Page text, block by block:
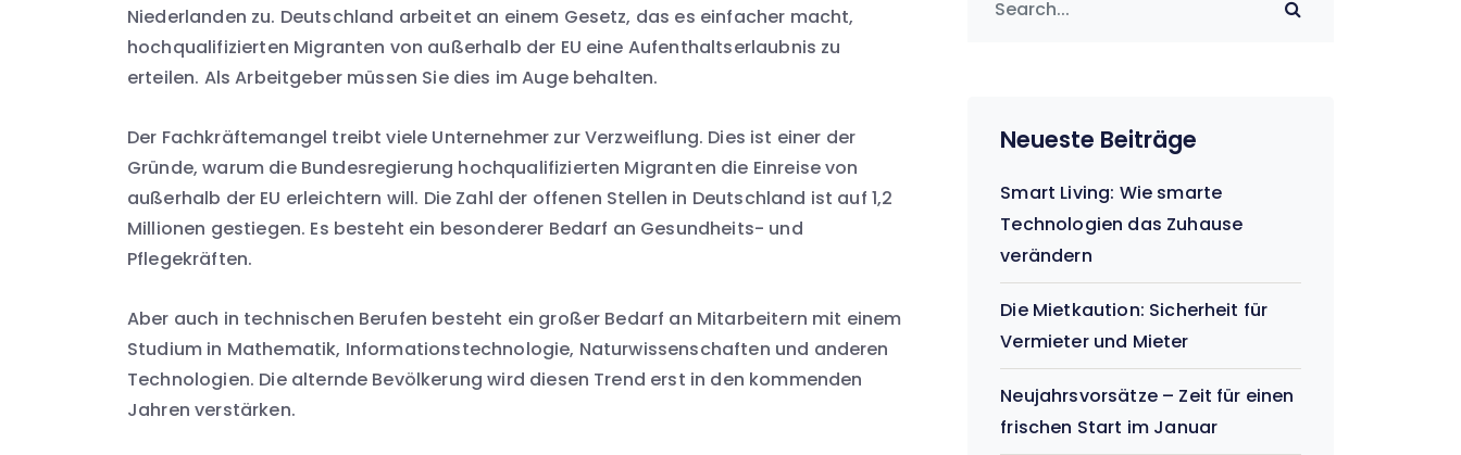
Niederlanden zu. Deutschland arbeitet an einem Gesetz, das es einfacher macht,
hochqualifizierten Migranten von außerhalb der EU eine Aufenthaltserlaubnis zu
erteilen. Als Arbeitgeber müssen Sie dies im Auge behalten.
Der Fachkräftemangel treibt viele Unternehmer zur Verzweiflung. Dies ist einer der
Gründe, warum die Bundesregierung hochqualifizierten Migranten die Einreise von
außerhalb der EU erleichtern will. Die Zahl der offenen Stellen in Deutschland ist auf 1,2
Millionen gestiegen. Es besteht ein besonderer Bedarf an Gesundheits- und
Pflegekräften.
Aber auch in technischen Berufen besteht ein großer Bedarf an Mitarbeitern mit einem
Studium in Mathematik, Informationstechnologie, Naturwissenschaften und anderen
Technologien. Die alternde Bevölkerung wird diesen Trend erst in den kommenden
Jahren verstärken.
Neueste Beiträge
Smart Living: Wie smarte
Technologien das Zuhause
verändern
Die Mietkaution: Sicherheit für
Vermieter und Mieter
Neujahrsvorsätze – Zeit für einen
frischen Start im Januar